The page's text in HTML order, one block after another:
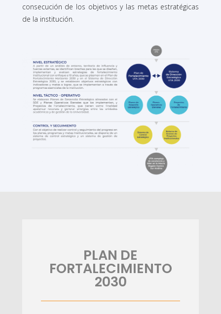
consecución de los objetivos y las metas estratégicas
de la institución.
PLAN DE
FORTALECIMIENTO
2030